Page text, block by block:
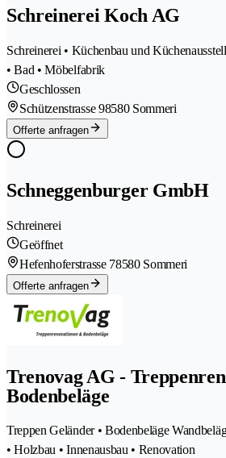
Schreinerei Koch AG
Schreinerei • Küchenbau und
• Bad • Möbelfabrik
Geschlossen
Schützenstrasse 98580 Sommeri
Offerte anfragen
Schneggenburger GmbH
Schreinerei
Geöffnet
Hefenhoferstrasse 78580 Sommeri
Offerte anfragen
Trenovag AG -
Bodenbeläge
Treppen Geländer • Bodenbeläge
• Holzbau • Innenausbau • Renovation